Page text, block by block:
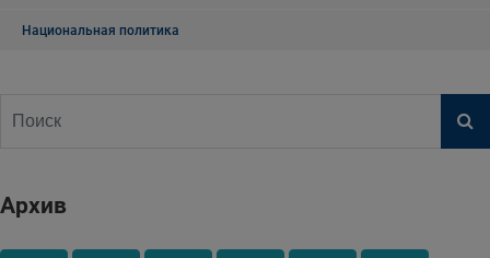
Национальная политика
Архив